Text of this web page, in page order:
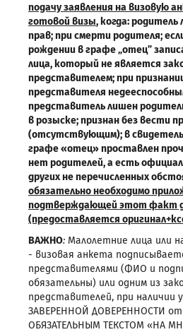
подачу заявления на визовую
готовой визы, когда:
прав; при смерти родителя;
рождении в графе„отец”
лица, который не является
представителем; при
представителя
представитель лишен
в розыске; признан без вести
(отсутствующим); в
графе «отец» проставлен
нет родителей, а есть
других не перечисленных
обязательно необходимо
подтверждающей этот факт
(предоставляется
ВАЖНО: Малолетние лица или
- визовая анкета
представителями (ФИО и
обязательны) или одним из
представителей, при наличии
ЗАВЕРЕННОЙ ДОВЕРЕННОСТИ
ОБЯЗАТЕЛЬНЫМ ТЕКСТОМ «НА